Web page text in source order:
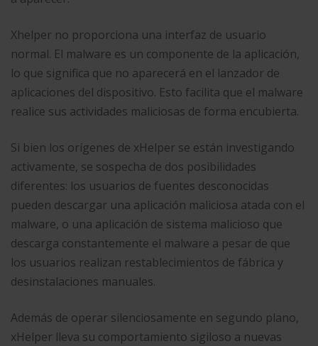
Xhelper no proporciona una interfaz de usuario
normal. El malware es un componente de la aplicación,
lo que significa que no aparecerá en el lanzador de
aplicaciones del dispositivo. Esto facilita que el malware
realice sus actividades maliciosas de forma encubierta.
Si bien los orígenes de xHelper se están investigando
activamente, se sospecha de dos posibilidades
diferentes: los usuarios de fuentes desconocidas
pueden descargar una aplicación maliciosa atada con el
malware, o una aplicación de sistema malicioso que
descarga constantemente el malware a pesar de que
los usuarios realizan restablecimientos de fábrica y
desinstalaciones manuales.
Además de operar silenciosamente en segundo plano,
xHelper lleva su comportamiento sigiloso a nuevas